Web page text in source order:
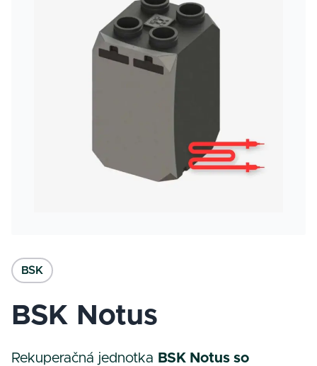
BSK
BSK Notus
Rekuperačná jednotka BSK Notus so